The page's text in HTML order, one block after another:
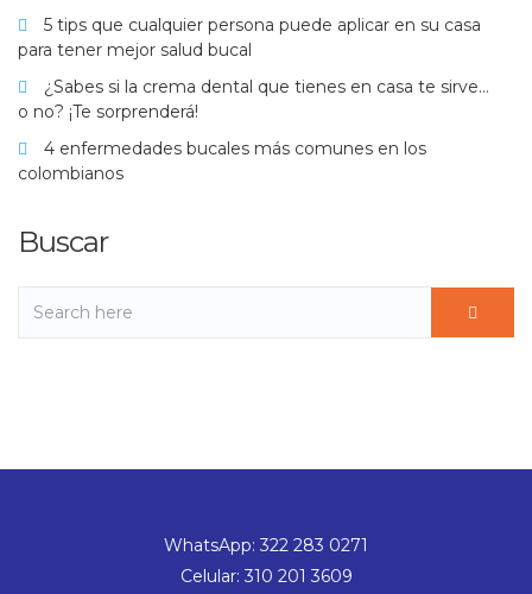
5 tips que cualquier persona puede aplicar en su casa
para tener mejor salud bucal
¿Sabes si la crema dental que tienes en casa te sirve…
o no? ¡Te sorprenderá!
4 enfermedades bucales más comunes en los
colombianos
Buscar
WhatsApp: 322 283 0271
Celular: 310 201 3609